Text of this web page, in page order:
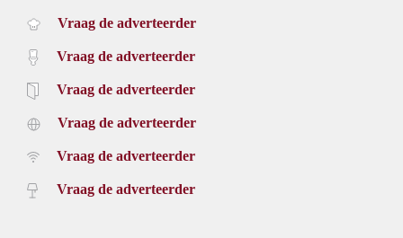
Vraag de adverteerder
Vraag de adverteerder
Vraag de adverteerder
Vraag de adverteerder
Vraag de adverteerder
Vraag de adverteerder